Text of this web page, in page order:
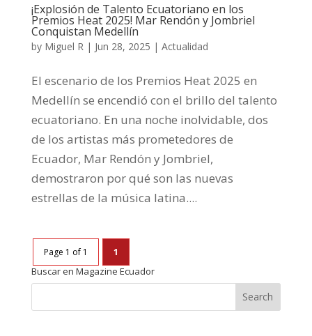
¡Explosión de Talento Ecuatoriano en los
Premios Heat 2025! Mar Rendón y Jombriel
Conquistan Medellín
by Miguel R | Jun 28, 2025 | Actualidad
El escenario de los Premios Heat 2025 en
Medellín se encendió con el brillo del talento
ecuatoriano. En una noche inolvidable, dos
de los artistas más prometedores de
Ecuador, Mar Rendón y Jombriel,
demostraron por qué son las nuevas
estrellas de la música latina....
Page 1 of 1 1
Buscar en Magazine Ecuador